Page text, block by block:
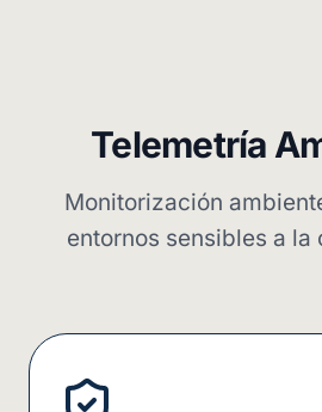
Telemetría
Monitorización
entornos sensibles a la